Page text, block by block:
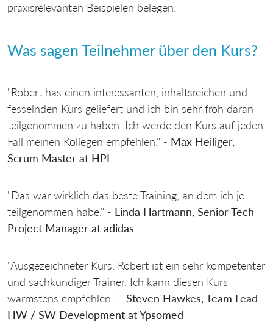
praxisrelevanten Beispielen belegen.
Was sagen Teilnehmer über den Kurs?
"Robert has einen interessanten, inhaltsreichen und
fesselnden Kurs geliefert und ich bin sehr froh daran
teilgenommen zu haben. Ich werde den Kurs auf jeden
Fall meinen Kollegen empfehlen." - Max Heiliger,
Scrum Master at HPI
"Das war wirklich das beste Training, an dem ich je
teilgenommen habe." - Linda Hartmann, Senior Tech
Project Manager at adidas
"Ausgezeichneter Kurs. Robert ist ein sehr kompetenter
und sachkundiger Trainer. Ich kann diesen Kurs
wärmstens empfehlen." - Steven Hawkes, Team Lead
HW / SW Development at Ypsomed